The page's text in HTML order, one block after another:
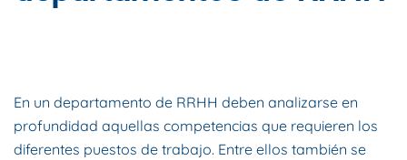
En un departamento de RRHH deben analizarse en
profundidad aquellas competencias que requieren los
diferentes puestos de trabajo. Entre ellos también se